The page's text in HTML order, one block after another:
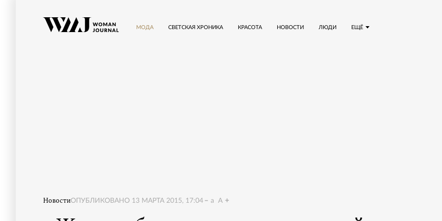
ЕЩЁ
МОДА СВЕТСКАЯ ХРОНИКА КРАСОТА НОВОСТИ ЛЮДИ
НовостиОПУБЛИКОВАНО 13 МАРТА 2015, 17:04 a A